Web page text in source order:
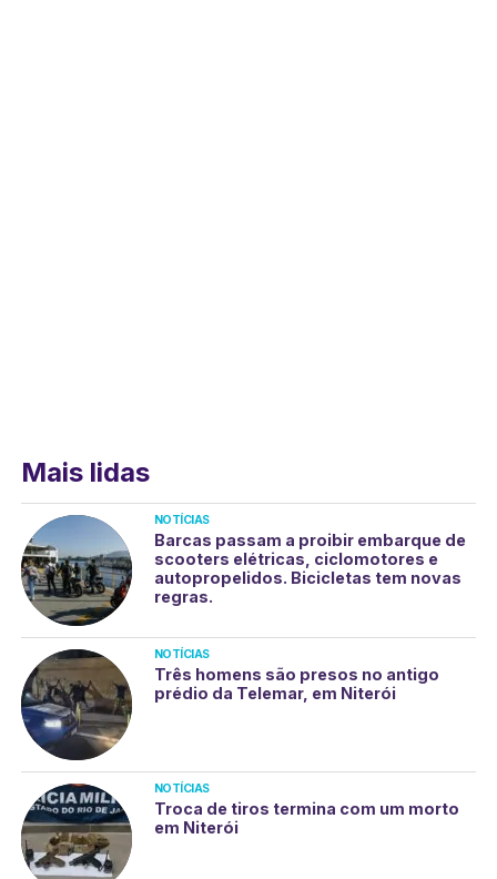
Mais lidas
NOTÍCIAS
Barcas passam a proibir embarque de
scooters elétricas, ciclomotores e
autopropelidos. Bicicletas tem novas
regras.
NOTÍCIAS
Três homens são presos no antigo
prédio da Telemar, em Niterói
NOTÍCIAS
Troca de tiros termina com um morto
em Niterói